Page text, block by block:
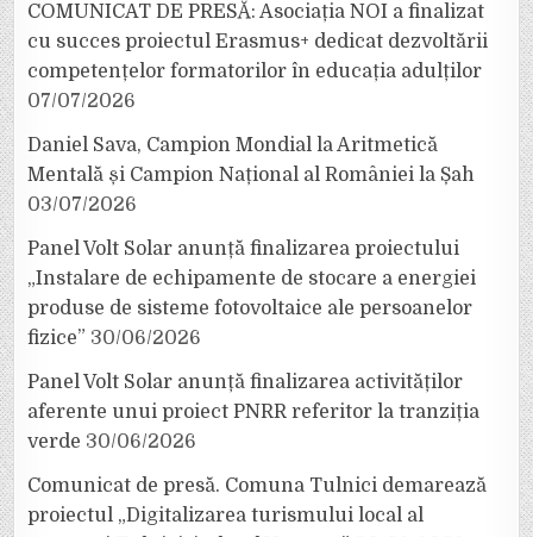
COMUNICAT DE PRESĂ: Asociația NOI a finalizat
cu succes proiectul Erasmus+ dedicat dezvoltării
competențelor formatorilor în educația adulților
07/07/2026
Daniel Sava, Campion Mondial la Aritmetică
Mentală și Campion Național al României la Șah
03/07/2026
Panel Volt Solar anunță finalizarea proiectului
„Instalare de echipamente de stocare a energiei
produse de sisteme fotovoltaice ale persoanelor
fizice” 30/06/2026
Panel Volt Solar anunță finalizarea activităților
aferente unui proiect PNRR referitor la tranziția
verde 30/06/2026
Comunicat de presă. Comuna Tulnici demarează
proiectul „Digitalizarea turismului local al